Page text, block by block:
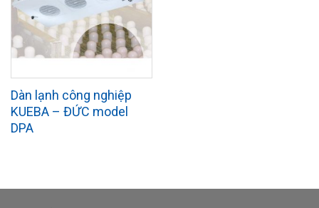
Dàn lạnh công nghiệp
KUEBA – ĐỨC model
DPA